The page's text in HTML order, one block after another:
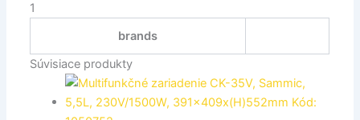
1
brands
Súvisiace produkty